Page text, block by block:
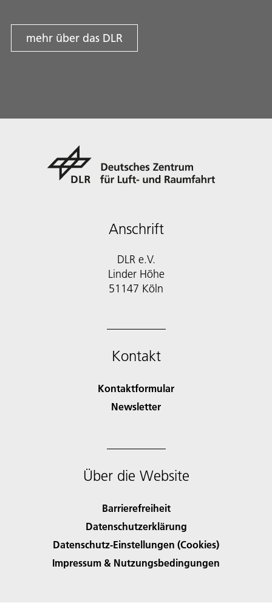
mehr über das DLR
Anschrift
DLR e.V.
Linder Höhe
51147 Köln
Kontakt
Kontaktformular
Newsletter
Über die Website
Barrierefreiheit
Datenschutzerklärung
Datenschutz-Einstellungen (Cookies)
Impressum & Nutzungsbedingungen